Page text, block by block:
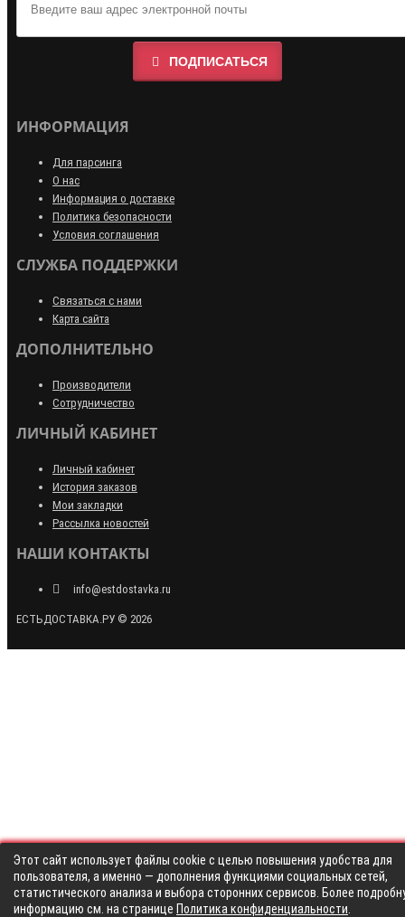
ПОДПИСАТЬСЯ
ИНФОРМАЦИЯ
Для парсинга
О нас
Информация о доставке
Политика безопасности
Условия соглашения
СЛУЖБА ПОДДЕРЖКИ
Связаться с нами
Карта сайта
ДОПОЛНИТЕЛЬНО
Производители
Сотрудничество
ЛИЧНЫЙ КАБИНЕТ
Личный кабинет
История заказов
Мои закладки
Рассылка новостей
НАШИ КОНТАКТЫ
info@estdostavka.ru
ЕСТЬДОСТАВКА.РУ © 2026
Этот сайт использует файлы cookie с целью повышения удобства для
пользователя, а именно — дополнения функциями социальных сетей,
статистического анализа и выбора сторонних сервисов. Более
информацию см. на странице Политика конфиденциальности